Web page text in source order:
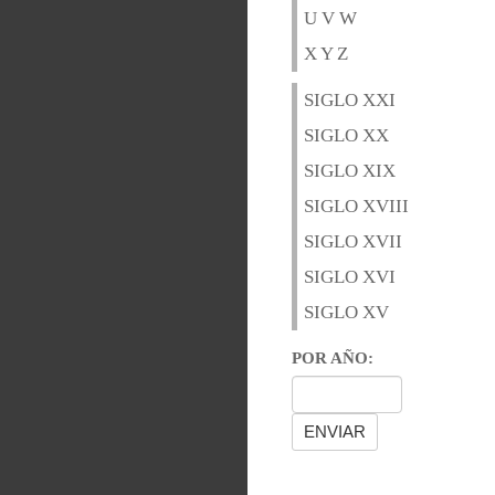
U V W
X Y Z
SIGLO XXI
SIGLO XX
SIGLO XIX
SIGLO XVIII
SIGLO XVII
SIGLO XVI
SIGLO XV
POR AÑO: